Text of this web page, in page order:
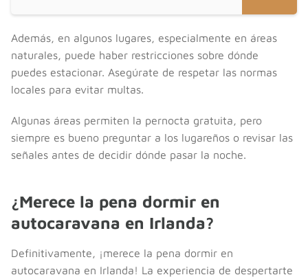
Además, en algunos lugares, especialmente en áreas
naturales, puede haber restricciones sobre dónde
puedes estacionar. Asegúrate de respetar las normas
locales para evitar multas.
Algunas áreas permiten la pernocta gratuita, pero
siempre es bueno preguntar a los lugareños o revisar las
señales antes de decidir dónde pasar la noche.
¿Merece la pena dormir en
autocaravana en Irlanda?
Definitivamente, ¡merece la pena dormir en
autocaravana en Irlanda! La experiencia de despertarte